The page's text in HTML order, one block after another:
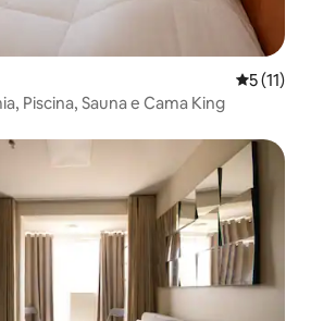
5 av 5 i
5 (11)
Piscina, Sauna e Cama King